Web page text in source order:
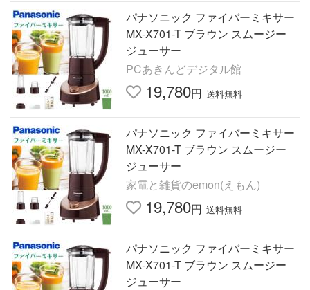
パナソニック ファイバーミキサー
MX-X701-T ブラウン スムージー
ジューサー
PCあきんどデジタル館
19,780円 送料無料
パナソニック ファイバーミキサー
MX-X701-T ブラウン スムージー
ジューサー
家電と雑貨のemon(えもん)
19,780円 送料無料
パナソニック ファイバーミキサー
MX-X701-T ブラウン スムージー
ジューサー